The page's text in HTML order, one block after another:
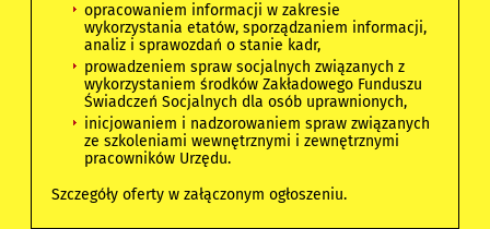
opracowaniem informacji w zakresie
wykorzystania etatów, sporządzaniem informacji,
analiz i sprawozdań o stanie kadr,
prowadzeniem spraw socjalnych związanych z
wykorzystaniem środków Zakładowego Funduszu
Świadczeń Socjalnych dla osób uprawnionych,
inicjowaniem i nadzorowaniem spraw związanych
ze szkoleniami wewnętrznymi i zewnętrznymi
pracowników Urzędu.
Szczegóły oferty w załączonym ogłoszeniu.